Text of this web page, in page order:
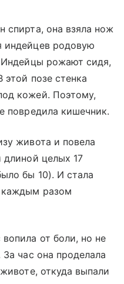
спирта, она взяла нож
индейцев родовую
Индейцы рожают сидя,
этой позе стенка
кожей. Поэтому,
повредила кишечник.
живота и повела
длиной целых 17
бы 10). И стала
каждым разом
от боли, но не
час она проделала
откуда выпали